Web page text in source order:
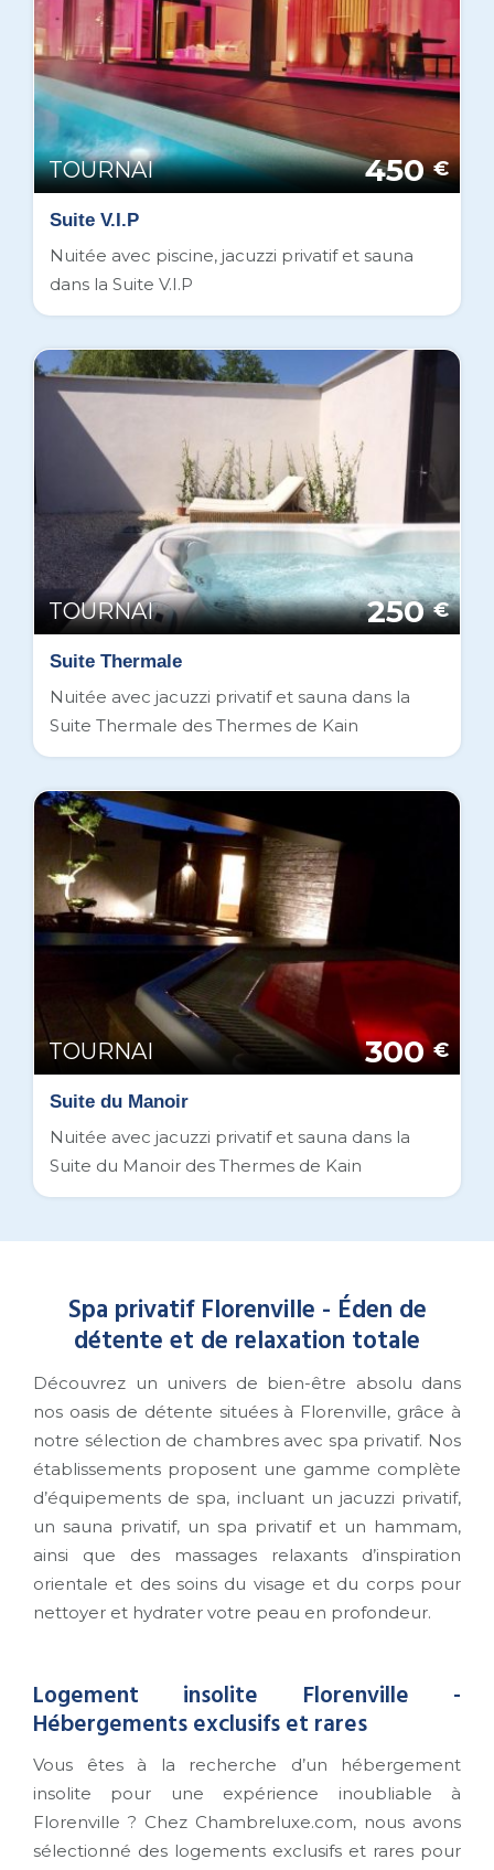
TOURNAI 450 €
Suite V.I.P
Nuitée avec piscine, jacuzzi privatif et sauna
dans la Suite V.I.P
TOURNAI 250 €
Suite Thermale
Nuitée avec jacuzzi privatif et sauna dans la
Suite Thermale des Thermes de Kain
TOURNAI 300 €
Suite du Manoir
Nuitée avec jacuzzi privatif et sauna dans la
Suite du Manoir des Thermes de Kain
Spa privatif Florenville - Éden de
détente et de relaxation totale
Découvrez un univers de bien-être absolu dans
nos oasis de détente situées à Florenville, grâce à
notre sélection de chambres avec spa privatif. Nos
établissements proposent une gamme complète
d’équipements de spa, incluant un jacuzzi privatif,
un sauna privatif, un spa privatif et un hammam,
ainsi que des massages relaxants d’inspiration
orientale et des soins du visage et du corps pour
nettoyer et hydrater votre peau en profondeur.
Logement insolite Florenville -
Hébergements exclusifs et rares
Vous êtes à la recherche d’un hébergement
insolite pour une expérience inoubliable à
Florenville ? Chez Chambreluxe.com, nous avons
sélectionné des logements exclusifs et rares pour